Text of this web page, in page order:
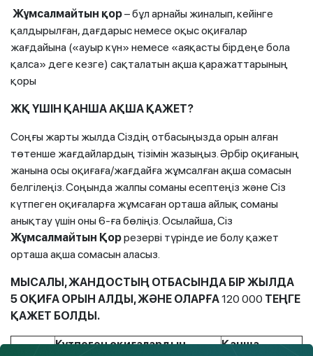
Жұмсалмайтын қор– бұл арнайы жиналып, кейінге
қалдырылған, дағдарыс немесе оқыс оқиғалар
жағдайына («ауыр күн» немесе «аяқасты бірдеңе бола
қалса» деге кезге) сақталатын ақша қаражаттарының
қоры
ЖҚ ҮШІН ҚАНША АҚША ҚАЖЕТ?
Соңғы жарты жылда Сіздің отбасыңызда орын алған
төтенше жағдайлардың тізімін жазыңыз. Әрбір оқиғаның
жанына осы оқиғаға/жағдайға жұмсалған ақша сомасын
белгілеңіз. Соңында жалпы соманы есептеңіз және Сіз
күтпеген оқиғаларға жұмсаған орташа айлық соманы
анықтау үшін оны 6-ға бөліңіз. Осылайша, Сіз
Жұмсалмайтын Қоррезерві түрінде ие болу қажет
орташа ақша сомасын аласыз.
МЫСАЛЫ, ЖАНДОСТЫҢ ОТБАСЫНДА БІР ЖЫЛДА
5 ОҚИҒА ОРЫН АЛДЫ, ЖӘНЕ ОЛАРҒА120 000 ТЕҢГЕ
ҚАЖЕТ БОЛДЫ.
Күтпеген оқиғалардың
Қанша